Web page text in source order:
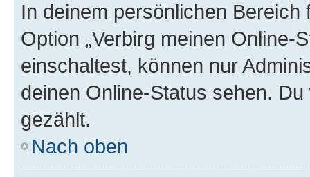
In deinem persönlichen
Option „Verbirg meinen Online-
einschaltest, können nur
deinen Online-Status sehen.
gezählt.
Nach oben